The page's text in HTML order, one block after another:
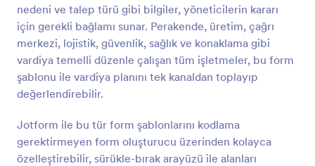
nedeni ve talep türü gibi bilgiler, yöneticilerin kararı
için gerekli bağlamı sunar. Perakende, üretim, çağrı
merkezi, lojistik, güvenlik, sağlık ve konaklama gibi
vardiya temelli düzenle çalışan tüm işletmeler, bu form
şablonu ile vardiya planını tek kanaldan toplayıp
değerlendirebilir.
Jotform ile bu tür form şablonlarını kodlama
gerektirmeyen form oluşturucu üzerinden kolayca
özelleştirebilir, sürükle-bırak arayüzü ile alanları